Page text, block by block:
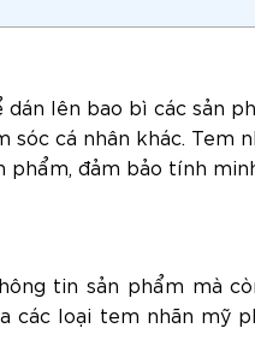
lên bao bì các sản
sóc cá nhân khác. Tem
đảm bảo tính
tin sản phẩm mà
các loại tem nhãn mỹ